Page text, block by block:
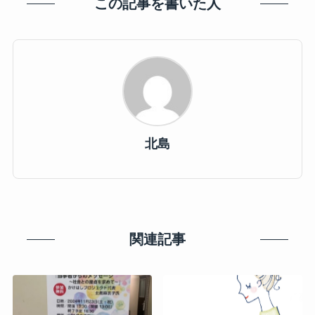
この記事を書いた人
北島
関連記事